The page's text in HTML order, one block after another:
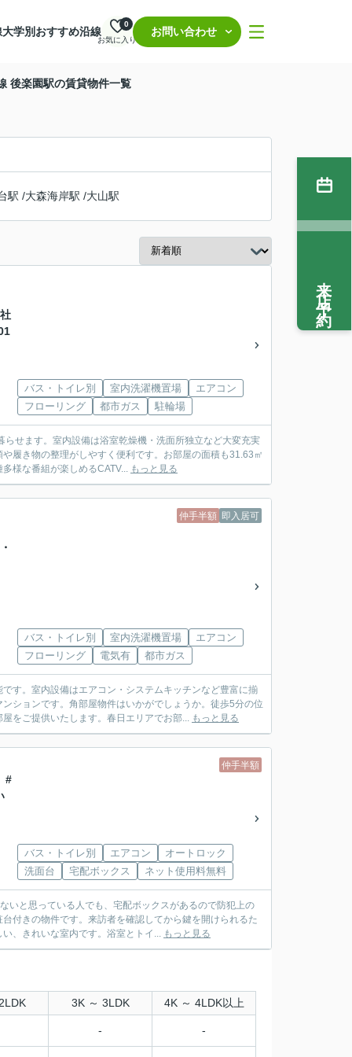
大学別おすすめ沿線
お気に入り
0
お問い合わせ
後楽園駅の賃貸物件一覧
駅 /大森海岸駅 /大山駅
バス・トイレ別 室内洗濯機置場
エアコン
フローリング
都市ガス 駐輪場
せます。室内設備は浴室乾燥機・洗面所独立など大変充実
履き物の整理がしやすく便利です。お部屋の面積も31.63㎡
様な番組が楽しめるCATV... もっと見る
仲手半額 即入居可
バス・トイレ別 室内洗濯機置場
エアコン
フローリング
電気有 都市ガス
す。室内設備はエアコン・システムキッチンなど豊富に揃
ションです。角部屋物件はいかがでしょうか。徒歩5分の位
をご提供いたします。春日エリアでお部... もっと見る
仲手半額
#
バス・トイレ別 エアコン
オートロック
洗面台
宅配ボックス ネット使用料無料
いと思っている人でも、宅配ボックスがあるので防犯上の
付きの物件です。来訪者を確認してから鍵を開けられるた
、きれいな室内です。浴室とトイ... もっと見る
3K ～ 3LDK 4K ～ 4LDK以上
- -
来店予約